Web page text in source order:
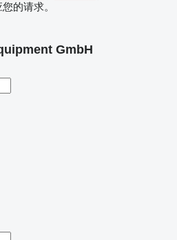
的请求。
GmbH